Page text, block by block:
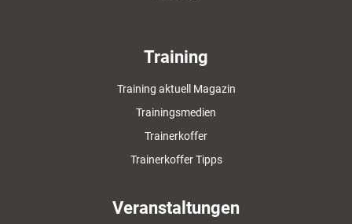
Training
Training aktuell Magazin
Trainingsmedien
Trainerkoffer
Trainerkoffer Tipps
Veranstaltungen